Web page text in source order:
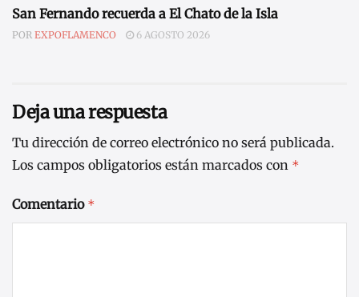
San Fernando recuerda a El Chato de la Isla
POR EXPOFLAMENCO 6 AGOSTO 2026
Deja una respuesta
Tu dirección de correo electrónico no será publicada.
Los campos obligatorios están marcados con *
Comentario *